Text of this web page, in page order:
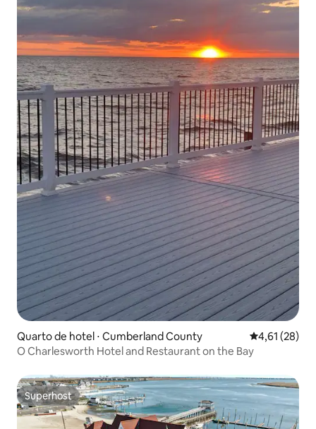
Quarto de hotel ⋅ Cumberland County 4,61 de uma
4,61 (28)
O Charlesworth Hotel and Restaurant on the Bay
Superhost
Superhost